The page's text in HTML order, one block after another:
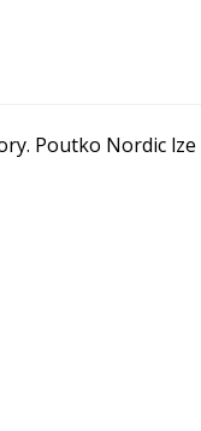
Poutko Nordic